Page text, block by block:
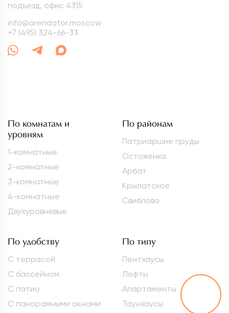
подъезд, офис 4315
info@arendator.moscow
+7 (495) 324-66-33
По комнатам и
уровням
1-комнатные
2-комнатные
3-комнатные
4-комнатные
Двухуровневые
По районам
Патриаршие пруды
Остоженка
Арбат
Крылатское
Свиблово
По удобству
С террасой
С бассейном
С патио
С панорамными окнами
По типу
Пентхаусы
Лофты
Апартаменты
Таунхаусы